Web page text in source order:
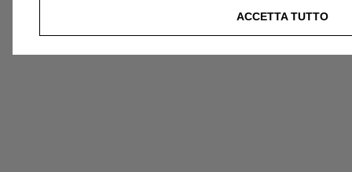
ACCETTA TUTTO